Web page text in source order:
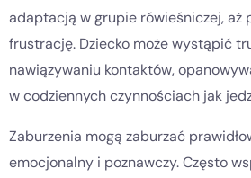
adaptacją w grupie rówieśniczej, aż
frustrację. Dziecko może wystąpić
nawiązywaniu kontaktów,
w codziennych czynnościach jak
Zaburzenia mogą zaburzać
emocjonalny i poznawczy. Często